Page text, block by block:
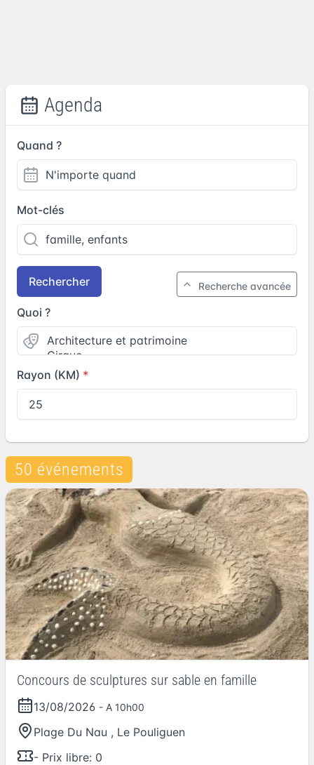
Agenda
Quand ?
Mot-clés
Rechercher Recherche avancée
Quoi ?
Rayon (KM)
50 événements
Concours de sculptures sur sable en famille
13/08/2026 - A 10h00
Plage Du Nau , Le Pouliguen
- Prix libre: 0